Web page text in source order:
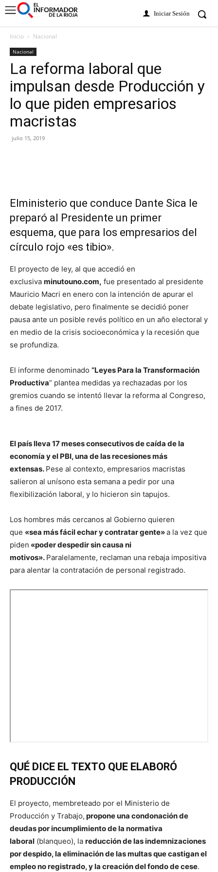
Iniciar Sesión
Inicio Nacional
Nacional
La reforma laboral que
impulsan desde Producción y
lo que piden empresarios
macristas
julio 15, 2019
Elministerio que conduce Dante Sica le
preparó al Presidente un primer
esquema, que para los empresarios del
círculo rojo «es tibio».
El proyecto de ley, al que accedió en
exclusiva minutouno.com, fue presentado al presidente
Mauricio Macri en enero con la intención de apurar el
debate legislativo, pero finalmente se decidió poner
pausa ante un posible revés político en un año electoral y
en medio de la crisis socioeconómica y la recesión que
se profundiza.
El informe denominado “Leyes Para la Transformación
Productiva” plantea medidas ya rechazadas por los
gremios cuando se intentó llevar la reforma al Congreso,
a fines de 2017.
El país lleva 17 meses consecutivos de caída de la
economía y el PBI, una de las recesiones más
extensas. Pese al contexto, empresarios macristas
salieron al unísono esta semana a pedir por una
flexibilización laboral, y lo hicieron sin tapujos.
Los hombres más cercanos al Gobierno quieren
que «sea más fácil echar y contratar gente»a la vez que
piden «poder despedir sin causa ni
motivos». Paralelamente, reclaman una rebaja impositiva
para alentar la contratación de personal registrado.
QUÉ DICE EL TEXTO QUE ELABORÓ
PRODUCCIÓN
El proyecto, membreteado por el Ministerio de
Producción y Trabajo, propone una condonación de
deudas por incumplimiento de la normativa
laboral (blanqueo), la reducción de las indemnizaciones
por despido, la eliminación de las multas que castigan el
empleo no registrado, y la creación del fondo de cese.